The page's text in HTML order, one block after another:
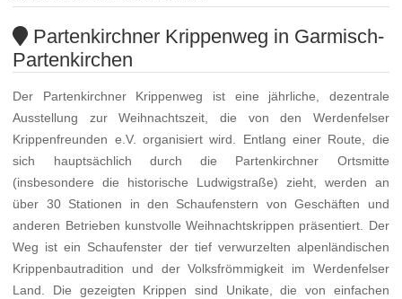
Partenkirchner Krippenweg in Garmisch-
Partenkirchen
Der Partenkirchner Krippenweg ist eine jährliche, dezentrale
Ausstellung zur Weihnachtszeit, die von den Werdenfelser
Krippenfreunden e.V. organisiert wird. Entlang einer Route, die
sich hauptsächlich durch die Partenkirchner Ortsmitte
(insbesondere die historische Ludwigstraße) zieht, werden an
über 30 Stationen in den Schaufenstern von Geschäften und
anderen Betrieben kunstvolle Weihnachtskrippen präsentiert. Der
Weg ist ein Schaufenster der tief verwurzelten alpenländischen
Krippenbautradition und der Volksfrömmigkeit im Werdenfelser
Land. Die gezeigten Krippen sind Unikate, die von einfachen